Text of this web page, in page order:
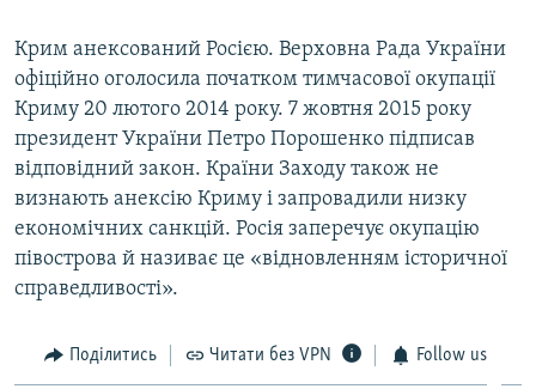
Крим анексований Росією. Верховна Рада України
офіційно оголосила початком тимчасової окупації
Криму 20 лютого 2014 року. 7 жовтня 2015 року
президент України Петро Порошенко підписав
відповідний закон. Країни Заходу також не
визнають анексію Криму і запровадили низку
економічних санкцій. Росія заперечує окупацію
півострова й називає це «відновленням історичної
справедливості».
Поділитись Читати без VPN Follow us